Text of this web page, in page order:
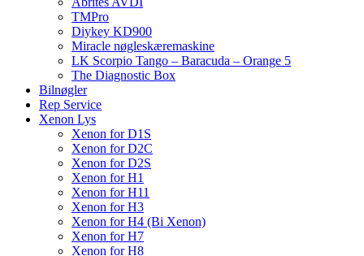
TMPro
Diykey KD900
Miracle nøgleskæremaskine
LK Scorpio Tango – Baracuda – Orange 5
The Diagnostic Box
Bilnøgler
Rep Service
Xenon Lys
Xenon for D1S
Xenon for D2C
Xenon for D2S
Xenon for H1
Xenon for H11
Xenon for H3
Xenon for H4 (Bi Xenon)
Xenon for H7
Xenon for H8